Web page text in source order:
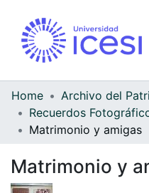
Home
Matrimonio y amigas
Matrimonio y